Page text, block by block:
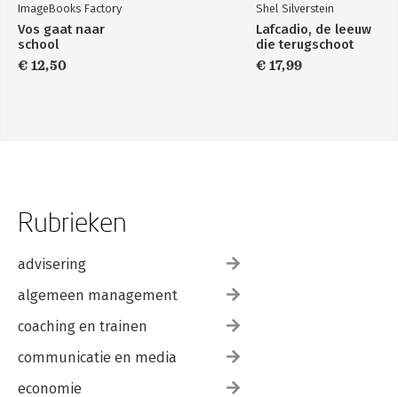
ImageBooks Factory
Vos gaat naar
school
€ 12,50
Shel Silverstein
Lafcadio, de leeuw
die terugschoot
€ 17,99
Rubrieken
advisering
algemeen management
coaching en trainen
communicatie en media
economie